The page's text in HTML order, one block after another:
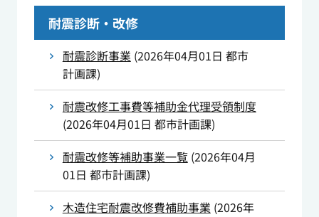
耐震診断・改修
耐震診断事業 (2026年04月01日 都市
計画課)
耐震改修工事費等補助金代理受領制度
(2026年04月01日 都市計画課)
耐震改修等補助事業一覧(2026年04月
01日 都市計画課)
木造住宅耐震改修費補助事業 (2026年